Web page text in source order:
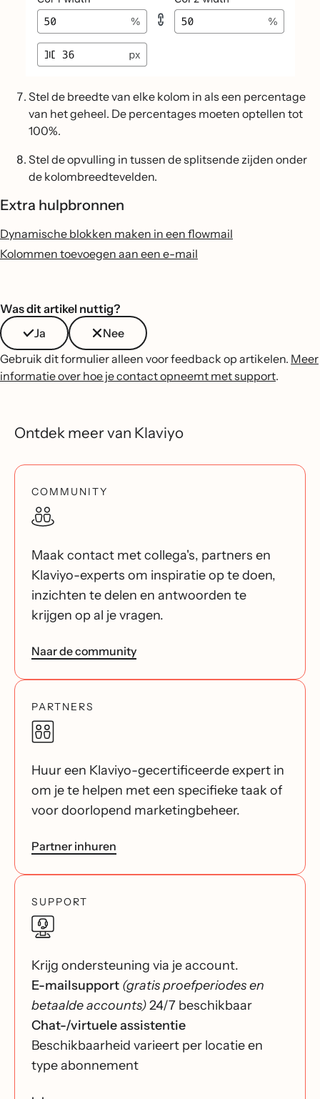
Stel de breedte van elke kolom in als een percentage
van het geheel. De percentages moeten optellen tot
100%.
Stel de opvulling in tussen de splitsende zijden onder
de kolombreedtevelden.
Extra hulpbronnen
Dynamische blokken maken in een flowmail
Kolommen toevoegen aan een e-mail
Was dit artikel nuttig?
Ja
Nee
Gebruik dit formulier alleen voor feedback op artikelen. Meer
informatie over hoe je contact opneemt met support.
Ontdek meer van Klaviyo
COMMUNITY
Maak contact met collega's, partners en
Klaviyo-experts om inspiratie op te doen,
inzichten te delen en antwoorden te
krijgen op al je vragen.
Naar de community
PARTNERS
Huur een Klaviyo-gecertificeerde expert in
om je te helpen met een specifieke taak of
voor doorlopend marketingbeheer.
Partner inhuren
SUPPORT
Krijg ondersteuning via je account.
E-mailsupport (gratis proefperiodes en
betaalde accounts)24/7 beschikbaar
Chat-/virtuele assistentie
Beschikbaarheid varieert per locatie en
type abonnement